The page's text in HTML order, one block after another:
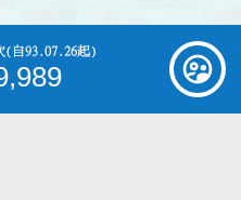
(自93.07.26起)